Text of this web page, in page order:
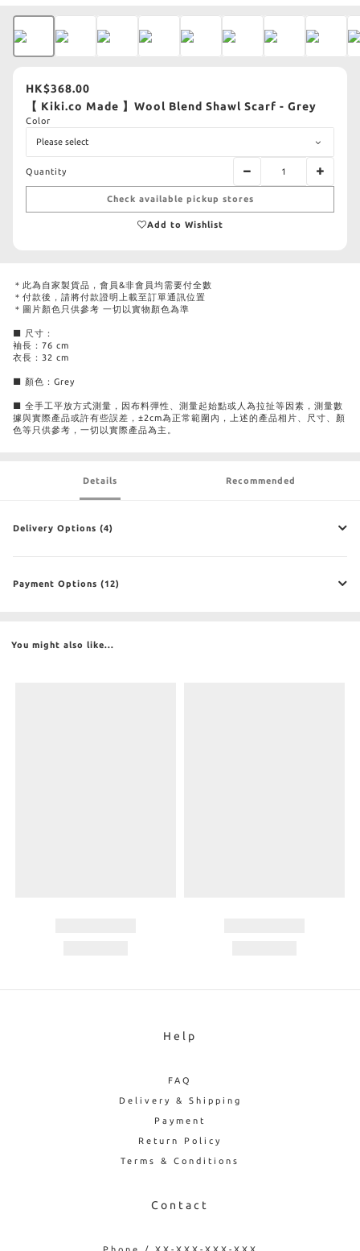
HK$368.00
【 Kiki.co Made 】Wool Blend Shawl Scarf - Grey
Color
Quantity
Check available pickup stores
Add to Wishlist
＊此為自家製貨品，會員&非會員均需要付全數
＊付款後，請將付款證明上載至訂單通訊位置
＊圖片顏色只供參考 一切以實物顏色為準
■ 尺寸：
袖長：76 cm
衣長：32 cm
■ 顏色：Grey
■ 全手工平放方式測量，因布料彈性、測量起始點或人為拉扯等因素，測量數
據與實際產品或許有些誤差，±2cm為正常範圍內，上述的產品相片、尺寸、顏
色等只供參考，一切以實際產品為主。
Details Recommended
Delivery Options (4)
Payment Options (12)
You might also like...
Help
FAQ
Delivery & Shipping
Payment
Return Policy
Terms & Conditions
Contact